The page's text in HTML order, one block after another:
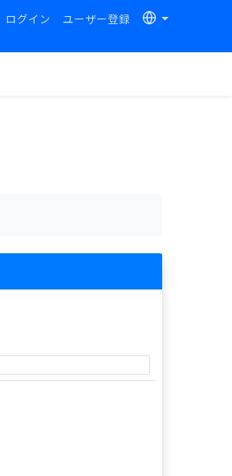
ログイン ユーザー登録